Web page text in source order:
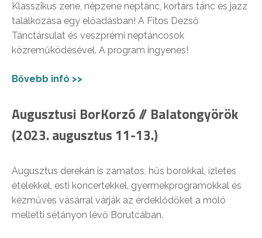
Klasszikus zene, népzene néptánc, kortárs tánc és jazz
találkozása egy előadásban! A Fitos Dezső
Tánctársulat és veszprémi néptáncosok
közreműködésével. A program ingyenes!
Bővebb infó >>
Augusztusi BorKorzó // Balatongyörök
(2023. augusztus 11-13.)
Augusztus derekán is zamatos, hűs borokkal, ízletes
ételekkel, esti koncertekkel, gyermekprogramokkal és
kézműves vásárral várják az érdeklődőket a móló
melletti sétányon lévő Borutcában.